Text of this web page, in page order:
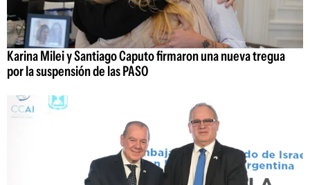
Karina Milei y Santiago Caputo firmaron una nueva tregua
por la suspensión de las PASO